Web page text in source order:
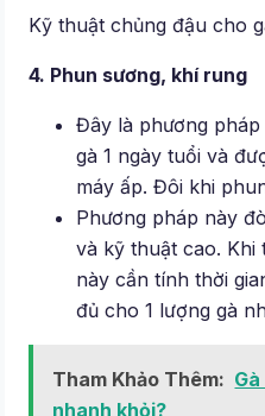
Kỹ thuật chủng đậu cho
4. Phun sương, khí rung
Đây là phương
gà 1 ngày tuổi và
máy ấp. Đôi khi
Phương pháp này
và kỹ thuật cao. Khi
này cần tính thời
đủ cho 1 lượng gà
Tham Khảo Thêm:
nhanh khỏi?